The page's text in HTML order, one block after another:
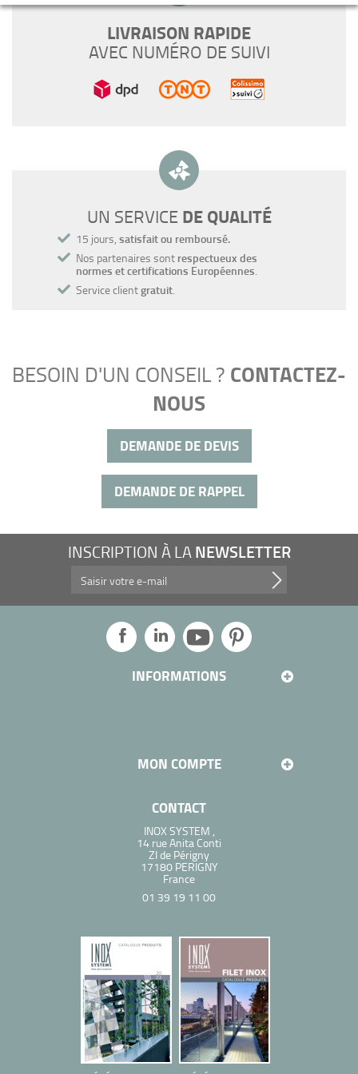
LIVRAISON RAPIDE
AVEC NUMÉRO DE SUIVI
UN SERVICE DE QUALITÉ
15 jours, satisfait ou remboursé.
Nos partenaires sont respectueux des
normes et certifications Européennes.
Service clientgratuit.
BESOIN D'UN CONSEIL ? CONTACTEZ-
NOUS
DEMANDE DE DEVIS
DEMANDE DE RAPPEL
INSCRIPTION À LANEWSLETTER
Profitez de nos promotions, et plus encore...
INFORMATIONS
MON COMPTE
CONTACT
INOX SYSTEM ,
14 rue Anita Conti
ZI de Périgny
17180 PERIGNY
France
01 39 19 11 00